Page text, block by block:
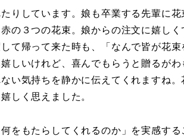
りしています。娘も卒業する先輩に
の３つの花束。娘からの注文に嬉しく
て帰って来た時も、「なんで皆が花
しいけれど、喜んでもらうと贈るがわ
い気持ちを静かに伝えてくれますね
しく思えました。
をもたらしてくれるのか」を実感する